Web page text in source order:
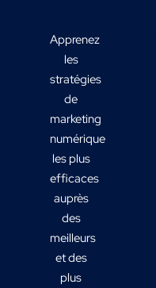
Apprenez
les
stratégies
de
marketing
numérique
les plus
efficaces
auprès
des
meilleurs
et des
plus